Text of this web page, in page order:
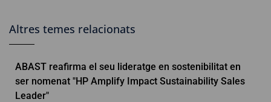
Altres temes relacionats
ABAST reafirma el seu lideratge en sostenibilitat en
ser nomenat "HP Amplify Impact Sustainability Sales
Leader"